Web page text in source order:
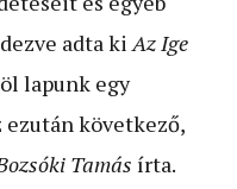
adta kiAz Ige
lapunk egy
ezután következő,
Tamás írta.